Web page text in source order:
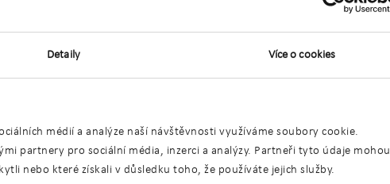
Detaily Více o cookies
médií a analýze naší návštěvnosti využíváme soubory cookie.
partnery pro sociální média, inzerci a analýzy. Partneři tyto údaje mohou
nebo které získali v důsledku toho, že používáte jejich služby.
do